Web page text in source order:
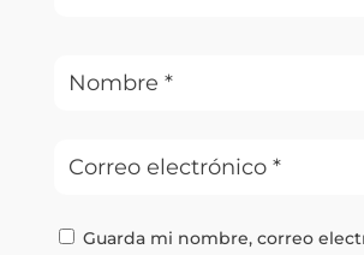
Guarda mi nombre, correo